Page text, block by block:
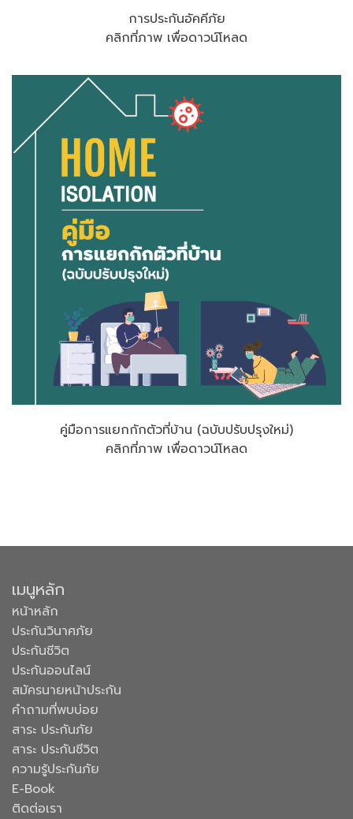
การประกันอัคคีภัย
คลิกที่ภาพ เพื่อดาวน์โหลด
คู่มือการแยกกักตัวที่บ้าน (ฉบับปรับปรุงใหม่)
คลิกที่ภาพ เพื่อดาวน์โหลด
เมนูหลัก
หน้าหลัก
ประกันวินาศภัย
ประกันชีวิต
ประกันออนไลน์
สมัครนายหน้าประกัน
คำถามที่พบบ่อย
สาระ ประกันภัย
สาระ ประกันชีวิต
ความรู้ประกันภัย
E-Book
ติดต่อเรา